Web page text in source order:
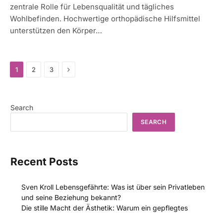
zentrale Rolle für Lebensqualität und tägliches
Wohlbefinden. Hochwertige orthopädische Hilfsmittel
unterstützen den Körper…
1 2 3 Next
Search
SEARCH
Recent Posts
Sven Kroll Lebensgefährte: Was ist über sein Privatleben
und seine Beziehung bekannt?
Die stille Macht der Ästhetik: Warum ein gepflegtes